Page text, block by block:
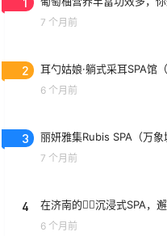
7 个月前
2 耳勺姑娘·躺式采耳SPA馆
6 个月前
3 丽妍雅集Rubis SPA（万象
7 个月前
4 在济南的💆‍♀️沉浸式SPA，
6 个月前